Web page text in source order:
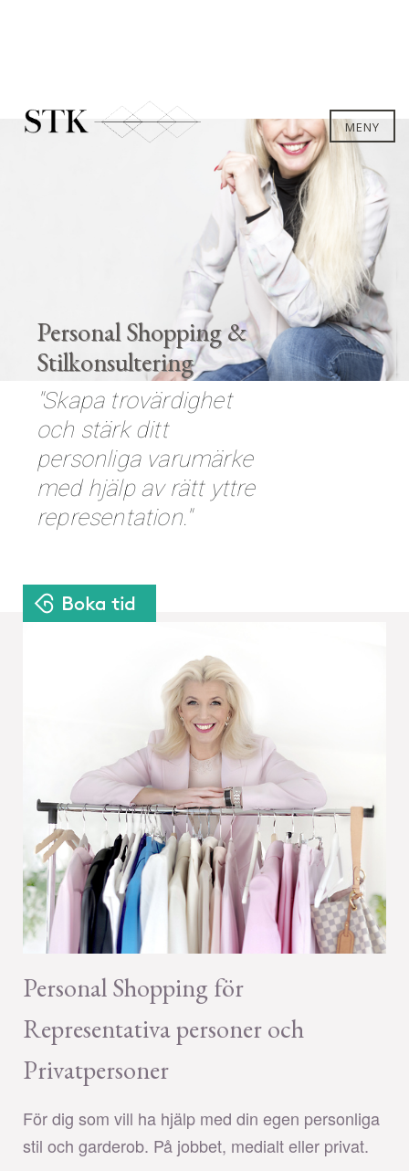
MENY
Personal Shopping &
Stilkonsultering
"Skapa trovärdighet
och stärk ditt
personliga varumärke
med hjälp av rätt yttre
representation."
Personal Shopping för
Representativa personer och
Privatpersoner
För dig som vill ha hjälp med din egen personliga
stil och garderob. På jobbet, medialt eller privat.